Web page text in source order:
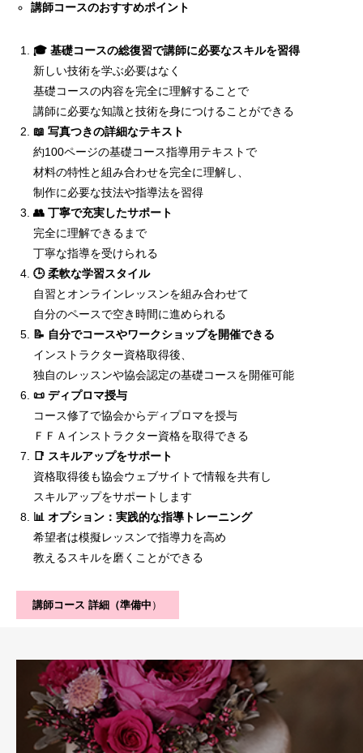
講師コースのおすすめポイント
🎓 基礎コースの総復習で講師に必要なスキルを習得
新しい技術を学ぶ必要はなく
基礎コースの内容を完全に理解することで
講師に必要な知識と技術を身につけることができる
📖 写真つきの詳細なテキスト
約100ページの基礎コース指導用テキストで
材料の特性と組み合わせを完全に理解し、
制作に必要な技法や指導法を習得
👥 丁寧で充実したサポート
完全に理解できるまで
丁寧な指導を受けられる
🕒 柔軟な学習スタイル
自習とオンラインレッスンを組み合わせて
自分のペースで空き時間に進められる
📝 自分でコースやワークショップを開催できる
インストラクター資格取得後、
独自のレッスンや協会認定の基礎コースを開催可能
📜 ディプロマ授与
コース修了で協会からディプロマを授与
ＦＦＡインストラクター資格を取得できる
📑 スキルアップをサポート
資格取得後も協会ウェブサイトで情報を共有し
スキルアップをサポートします
📊 オプション：実践的な指導トレーニング
希望者は模擬レッスンで指導力を高め
教えるスキルを磨くことができる
講師コース 詳細（準備中 ）